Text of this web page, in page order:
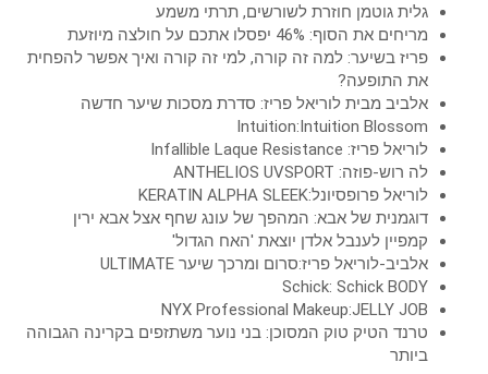
גלית גוטמן חוזרת לשורשים, תרתי משמע
מריחים את הסוף: 46% יפסלו אתכם על חולצה מיוזעת
פריז בשיער: למה זה קורה, למי זה קורה ואיך אפשר להפחית
את התופעה?
אלביב מבית לוריאל פריז: סדרת מסכות שיער חדשה
Intuition:Intuition Blossom
לוריאל פריז: Infallible Laque Resistance
לה רוש-פוזה: ANTHELIOS UVSPORT
לוריאל פרופסיונל:KERATIN ALPHA SLEEK
דוגמנית של אבא: המהפך של עונג שחף אצל אבא ירין
קמפיין לענבל אלדן יוצאת 'האח הגדול'
אלביב-לוריאל פריז:סרום ומרכך שיער ULTIMATE
Schick: Schick BODY
NYX Professional Makeup:JELLY JOB
טרנד הטיק טוק המסוכן: בני נוער משתזפים בקרינה הגבוהה
ביותר